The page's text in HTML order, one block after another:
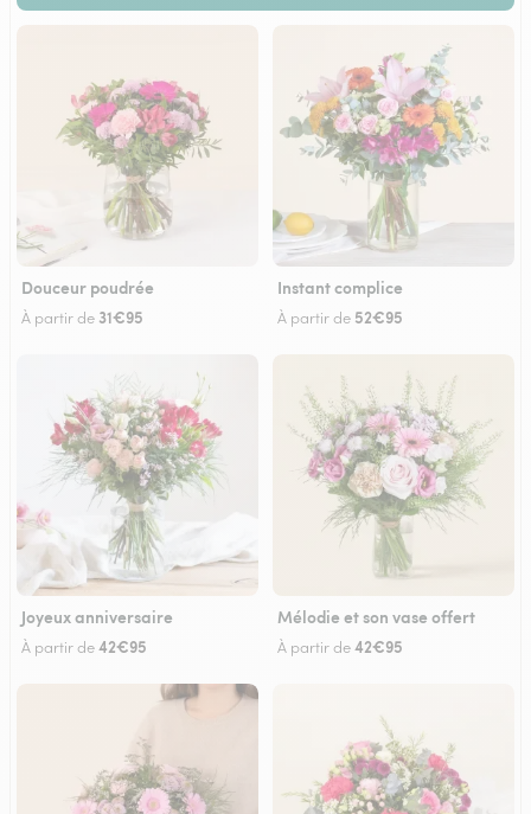
Douceur poudrée
À partir de 31€95
Instant complice
À partir de 52€95
Joyeux anniversaire
À partir de42€95
Mélodie et son vase offert
À partir de42€95